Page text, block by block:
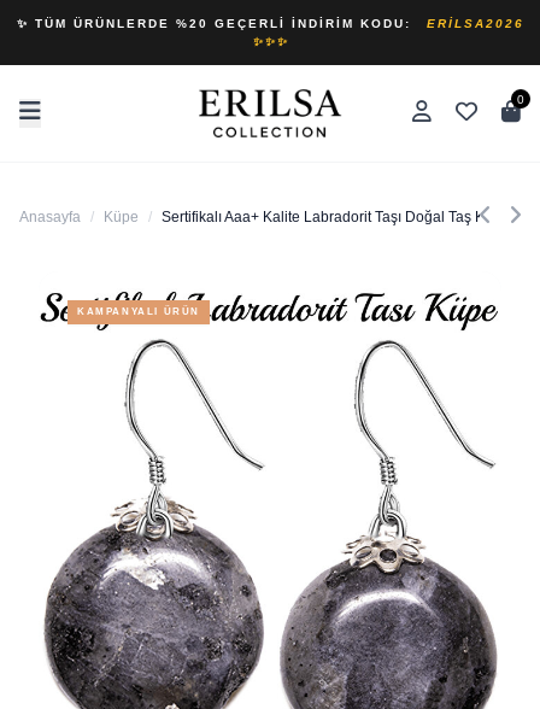
✨ TÜM ÜRÜNLERDE %20 GEÇERLI İNDIRIM KODU:
ERILSA2026
✨✨✨
0
Anasayfa / Küpe / Sertifikalı Aaa+ Kalite Labradorit Taşı Doğal Taş Küpe
KAMPANYALI ÜRÜN